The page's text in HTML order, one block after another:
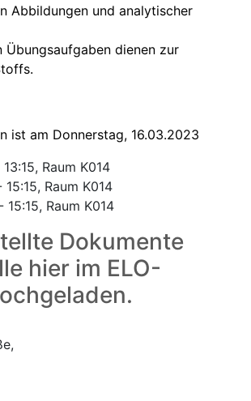
Abbildungen und analytischer
Übungsaufgaben dienen zur
ist am Donnerstag, 16.03.2023
Raum K014
Raum K014
Raum K014
Dokumente
hier im ELO-